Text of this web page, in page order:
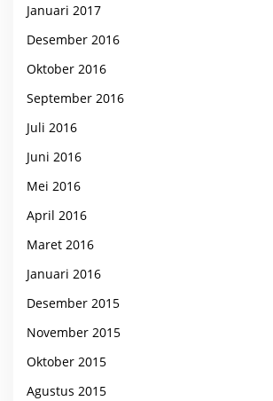
Januari 2017
Desember 2016
Oktober 2016
September 2016
Juli 2016
Juni 2016
Mei 2016
April 2016
Maret 2016
Januari 2016
Desember 2015
November 2015
Oktober 2015
Agustus 2015